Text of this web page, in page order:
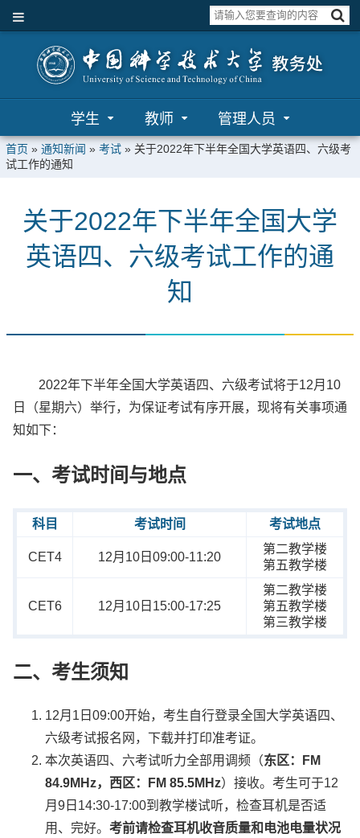
学生 教师 管理人员
首页 » 通知新闻 » 考试 » 关于2022年下半年全国大学英语四、六级考
试工作的通知
关于2022年下半年全国大学
英语四、六级考试工作的通
知
2022年下半年全国大学英语四、六级考试将于12月10
日（星期六）举行，为保证考试有序开展，现将有关事项通
知如下：
一、考试时间与地点
科目 考试时间 考试地点
CET4 12月10日09:00-11:20
第二教学楼
第五教学楼
CET6 12月10日15:00-17:25
第二教学楼
第五教学楼
第三教学楼
二、考生须知
12月1日09:00开始，考生自行登录全国大学英语四、
六级考试报名网，下载并打印准考证。
本次英语四、六考试听力全部用调频（东区：FM
84.9MHz，西区：FM 85.5MHz）接收。考生可于12
月9日14:30-17:00到教学楼试听，检查耳机是否适
用、完好。 考前请检查耳机收音质量和电池电量状况